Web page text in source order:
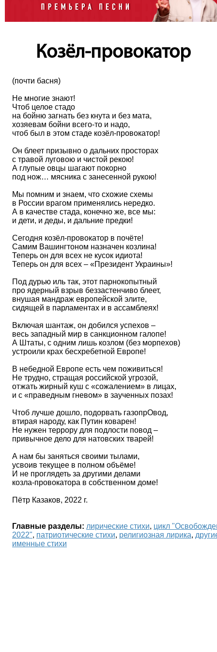
Козёл-провокатор
(почти басня)
Не многие знают!
Чтоб целое стадо
на бойню загнать без кнута и без мата,
хозяевам бойни всего-то и надо,
чтоб был в этом стаде козёл-провокатор!
Он блеет призывно о дальних просторах
с травой луговою и чистой рекою!
А глупые овцы шагают покорно
под нож… мясника с занесенной рукою!
Мы помним и знаем, что схожие схемы
в России врагом применялись нередко.
А в качестве стада, конечно же, все мы:
и дети, и деды, и дальние предки!
Сегодня козёл-провокатор в почёте!
Самим Вашингтоном назначен козлина!
Теперь он для всех не кусок идиота!
Теперь он для всех – «Президент Украины»!
Под дурью иль так, этот парнокопытный
про ядерный взрыв беззастенчиво блеет,
внушая мандраж европейской элите,
сидящей в парламентах и в ассамблеях!
Включая шантаж, он добился успехов –
весь западный мир в санкционном галопе!
А Штаты, с одним лишь козлом (без морпехов)
устроили крах бесхребетной Европе!
В небедной Европе есть чем поживиться!
Не трудно, стращая российской угрозой,
отжать жирный куш с «сожалением» в лицах,
и с «праведным гневом» в заученных позах!
Чтоб лучше дошло, подорвать газопрОвод,
втирая народу, как Путин коварен!
Не нужен террору для подлости повод –
привычное дело для натовских тварей!
А нам бы заняться своими тылами,
усвоив текущее в полном объёме!
И не проглядеть за другими делами
козла-провокатора в собственном доме!
Пётр Казаков, 2022 г.
Главные разделы: лирические стихи, цикл
2022", патриотические стихи, религиозная лирика,
именные стихи